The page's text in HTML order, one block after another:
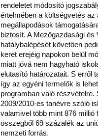
rendeletet módosító
értelmében a költségvetés
megállapodások
biztosít. A Mezőgazdasági
hatálybalépését követően
keret erejéig napokon belül
miatt jóvá nem hagyható
elutasító határozatait. S erről
így az egyéni termelők is
programban való részvételre.
2009/2010-es tanévre szóló
valamivel több mint 876 millió
összegből 69 százalék az
nemzeti forrás.